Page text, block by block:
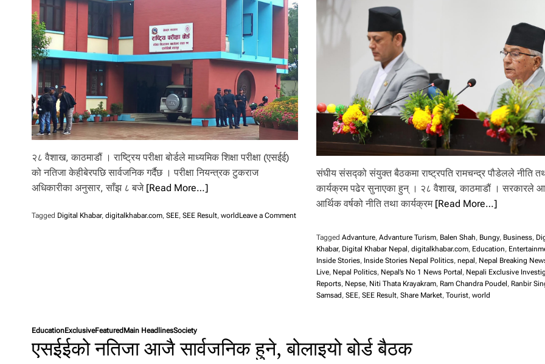
२८ वैशाख, काठमाडौं । राष्ट्रिय परीक्षा बोर्डले माध्यमिक शिक्षा परीक्षा (एसईई)
को नतिजा केहीबेरपछि सार्वजनिक गर्दैछ । परीक्षा नियन्त्रक टुकराज
अधिकारीका अनुसार, साँझ ८ बजे [Read More…]
Tagged Digital Khabar, digitalkhabar.com, SEE, SEE Result, world Leave a Commento
छि
वि
संघीय संसद्को संयुक्त बैठकमा राष्ट्रपति रामचन्द्र पौडेलले नीति
कार्यक्रम पढेर सुनाएका हुन् । २८ वैशाख, काठमाडौं । सरकारले
आर्थिक वर्षको नीति तथा कार्यक्रम [Read More…]
TaggedAdvanture,Advanture Turism, Balen Shah, Bungy, Business,
Khabar, Digital Khabar Nepal ,digitalkhabar.com, Education,
Inside Stories, Inside Stories Nepal Politics,nepal , Nepal Breaking
Live, Nepal Politics, Nepal’s No 1 News Portal , Nepali Exclusive
Reports, Nepse, Niti Thata Krayakram, Ram Chandra Poudel , Ranbir
Samsad ,SEE,SEE Result,Share Market,Tourist,world
EducationExclusiveFeatured Main HeadlinesSociety
एसईईको नतिजा आजै सार्वजनिक हुने, बोलाइयो बोर्ड बैठक